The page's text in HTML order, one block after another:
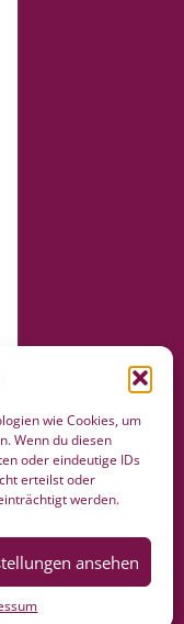
wie Cookies, um
Wenn du diesen
oder eindeutige IDs
erteilst oder
werden.
ansehen